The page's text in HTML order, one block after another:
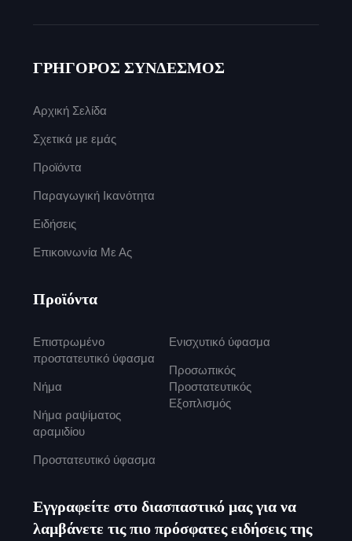
ΓΡΗΓΟΡΟΣ ΣΥΝΔΕΣΜΟΣ
Αρχική Σελίδα
Σχετικά με εμάς
Προϊόντα
Παραγωγική Ικανότητα
Ειδήσεις
Επικοινωνία Με Ας
Προϊόντα
Επιστρωμένο
προστατευτικό ύφασμα
Νήμα
Νήμα ραψίματος
αραμιδίου
Προστατευτικό ύφασμα
Ενισχυτικό ύφασμα
Προσωπικός
Προστατευτικός
Εξοπλισμός
Εγγραφείτε στο διασπαστικό μας για να
λαμβάνετε τις πιο πρόσφατες ειδήσεις της